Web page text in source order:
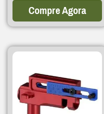
Compre Agora